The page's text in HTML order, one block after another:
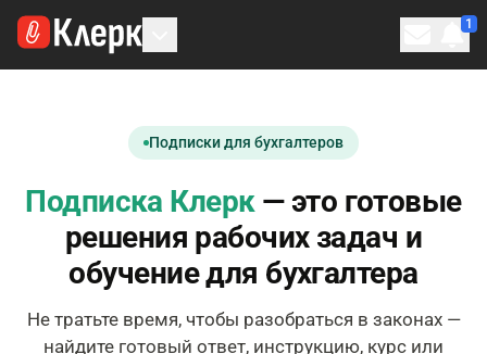
1
Подписки для бухгалтеров
Подписка Клерк— это готовые
решения рабочих задач и
обучение для бухгалтера
Не тратьте время, чтобы разобраться в законах —
найдите готовый ответ, инструкцию, курс или